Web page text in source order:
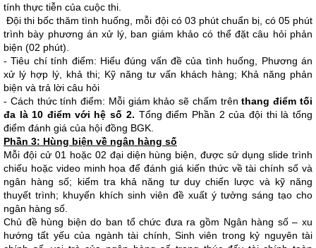
tính thực tiễn của cuộc thi.
Đội thi bốc thăm tình huống, mỗi đội có 03 phút chuẩn bị, có 05 phút
trình bày phương án xử lý, ban giám khảo có thể đặt câu hỏi phản
biện (02 phút).
- Tiêu chí tính điểm: Hiểu đúng vấn đề của tình huống, Phương án
xử lý hợp lý, khả thi; Kỹ năng tư vấn khách hàng; Khả năng phản
biện và trả lời câu hỏi
- Cách thức tính điểm: Mỗi giám khảo sẽ chấm trênthang điểm tối
đa là 10 điểm với hệ số 2. Tổng điểm Phần 2 của đội thi là tổng
điểm đánh giá của hội đồng BGK.
Phần 3: Hùng biện về ngân hàng số
Mỗi đội cử 01 hoặc 02 đại diện hùng biện, được sử dụng slide trình
chiếu hoặc video minh họa để đánh giá kiến thức về tài chính số và
ngân hàng số; kiểm tra khả năng tư duy chiến lược và kỹ năng
thuyết trình; khuyến khích sinh viên đề xuất ý tưởng sáng tạo cho
ngân hàng số.
Chủ đề hùng biện do ban tổ chức đưa ra gồm Ngân hàng số – xu
hướng tất yếu của ngành tài chính, Sinh viên trong kỷ nguyên tài